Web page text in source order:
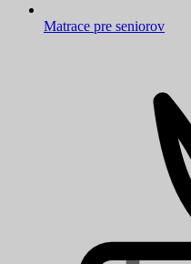
Matrace pre seniorov